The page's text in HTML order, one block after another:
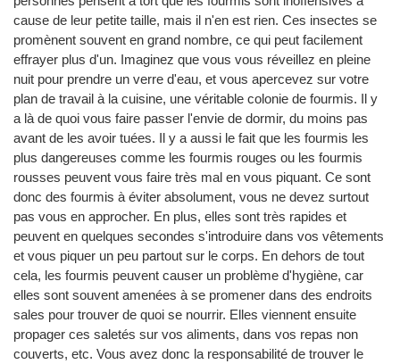
cause de leur petite taille, mais il n'en est rien. Ces insectes se
promènent souvent en grand nombre, ce qui peut facilement
effrayer plus d'un. Imaginez que vous vous réveillez en pleine
nuit pour prendre un verre d'eau, et vous apercevez sur votre
plan de travail à la cuisine, une véritable colonie de fourmis. Il y
a là de quoi vous faire passer l'envie de dormir, du moins pas
avant de les avoir tuées. Il y a aussi le fait que les fourmis les
plus dangereuses comme les fourmis rouges ou les fourmis
rousses peuvent vous faire très mal en vous piquant. Ce sont
donc des fourmis à éviter absolument, vous ne devez surtout
pas vous en approcher. En plus, elles sont très rapides et
peuvent en quelques secondes s'introduire dans vos vêtements
et vous piquer un peu partout sur le corps. En dehors de tout
cela, les fourmis peuvent causer un problème d'hygiène, car
elles sont souvent amenées à se promener dans des endroits
sales pour trouver de quoi se nourrir. Elles viennent ensuite
propager ces saletés sur vos aliments, dans vos repas non
couverts, etc. Vous avez donc la responsabilité de trouver le